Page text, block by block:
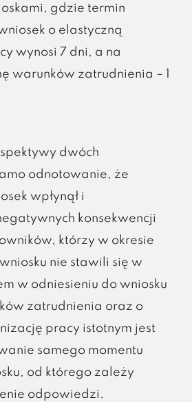
gdzie termin
o elastyczną
wynosi 7 dni, a na
warunków zatrudnienia – 1
dwóch
odnotowanie, że
wpłynął i
konsekwencji
którzy w okresie
nie stawili się w
w odniesieniu do wniosku
zatrudnienia oraz o
pracy istotnym jest
samego momentu
od którego zależy
odpowiedzi.